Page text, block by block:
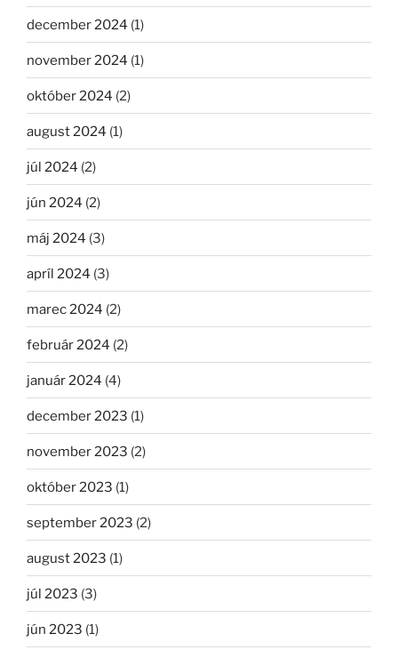
december 2024 (1)
november 2024 (1)
október 2024 (2)
august 2024 (1)
júl 2024 (2)
jún 2024 (2)
máj 2024 (3)
apríl 2024 (3)
marec 2024 (2)
február 2024 (2)
január 2024 (4)
december 2023 (1)
november 2023 (2)
október 2023 (1)
september 2023 (2)
august 2023 (1)
júl 2023 (3)
jún 2023 (1)